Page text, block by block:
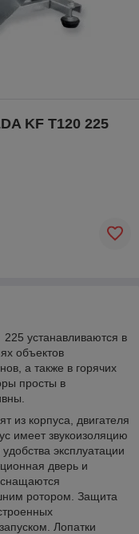
KF T120 225
устанавливаются в
объектов
а также в горячих
просты в
из корпуса, двигателя
имеет звукоизоляцию
эксплуатации
дверь и
ротором. Защита
Лопатки